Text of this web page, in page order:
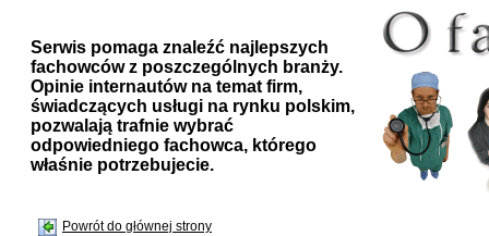
Serwis pomaga znaleźć najlepszych
fachowców z poszczególnych branży.
Opinie internautów na temat firm,
świadczących usługi na rynku polskim,
pozwalają trafnie wybrać
odpowiedniego fachowca, którego
właśnie potrzebujecie.
Powrót do głównej strony